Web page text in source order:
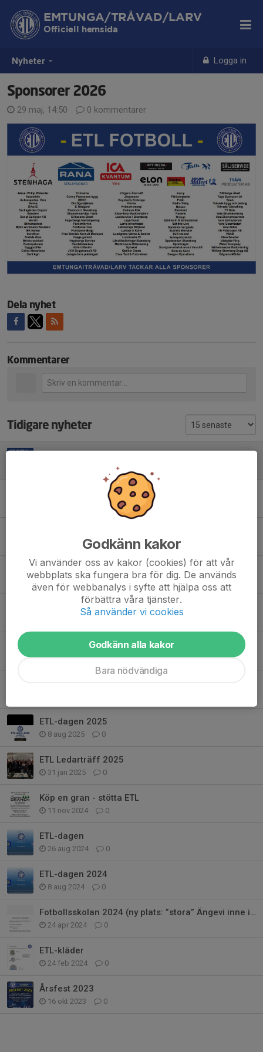
Nyheter Logga in
EMTUNGA/TRÅVAD/LARV
Officiell hemsida
Sponsorer 2026
29 maj, 14:50 0 kommentarer
Dela nyhet
Kommentarer
Tidigare nyheter
Sponsorer 2026
9 mar, 21:10 0
Julklappstips
16 dec 2025 0
Ytterligare ett sätt att stötta ETL
Årsfest 2025
16 okt 2025 1
ETL-dagen 2025
8 aug 2025 0
ETL Ledarträff 2025
31 jan 2025 0
Köp en gran - stötta ETL
11 nov 2024 0
ETL-dagen
26 aug 2024 0
ETL-dagen 2024
8 aug 2024 0
Fotbollsskolan 2024 (ny plats: ”stora” Ängevi inne i samhället)
24 apr 2024 0
ETL-kläder
24 feb 2024 0
Årsfest 2023
16 okt 2023 0
Godkänn kakor
Vi använder oss av kakor (cookies) för att vår
webbplats ska fungera bra för dig. De används
även för webbanalys i syfte att hjälpa oss att
förbättra våra tjänster.
Så använder vi cookies
Godkänn alla kakor
Bara nödvändiga